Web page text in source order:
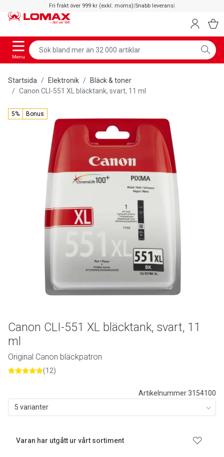
Fri frakt över 999 kr (exkl. moms)|Snabb leverans|
Menu
Startsida Elektronik
Bläck & toner
Canon CLI-551 XL bläcktank, svart, 11 ml
5% Bonus
Artikelnummer 3154100
5 varianter
Varan har utgått ur vårt sortiment
Canon CLI-551 XL bläcktank, svart, 11
ml
Original Canon bläckpatron
(12)